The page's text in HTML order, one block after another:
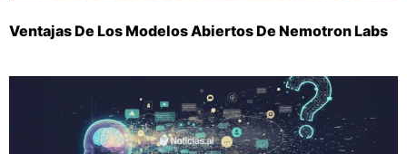
Ventajas De Los Modelos Abiertos De Nemotron Labs